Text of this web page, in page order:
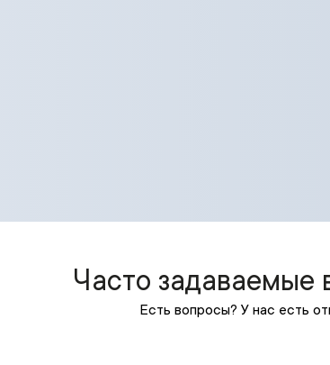
Часто задаваемые
Есть вопросы? У нас есть